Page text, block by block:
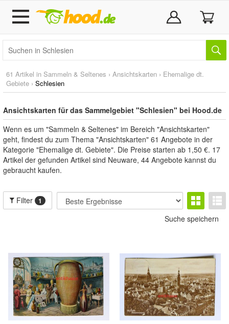
61 Artikel in Sammeln & Seltenes › Ansichtskarten › Ehemalige dt.
Gebiete › Schlesien
Ansichtskarten für das Sammelgebiet "Schlesien" bei Hood.de
Wenn es um "Sammeln & Seltenes" im Bereich "Ansichtskarten"
geht, findest du zum Thema "Ansichtskarten" 61 Angebote in der
Kategorie "Ehemalige dt. Gebiete". Die Preise starten ab 1,50 €. 17
Artikel der gefunden Artikel sind Neuware, 44 Angebote kannst du
gebraucht kaufen.
Filter 1
Suche speichern